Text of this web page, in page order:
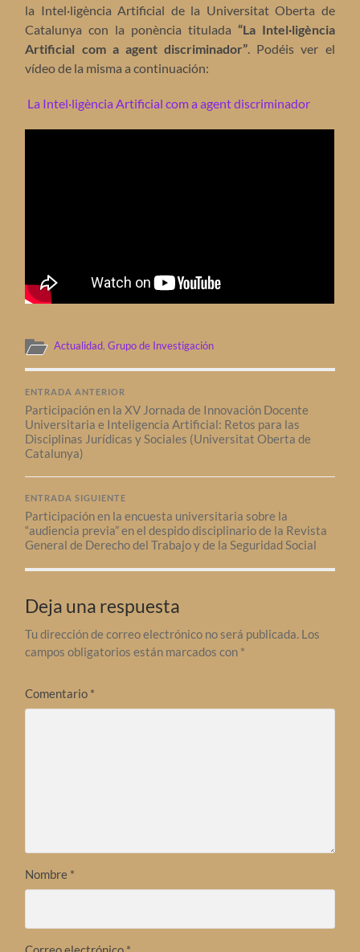
la Intel·ligència Artificial de la Universitat Oberta de
Catalunya con la ponència titulada “La Intel·ligència
Artificial com a agent discriminador” . Podéis ver el
vídeo de la misma a continuación:
La Intel·ligència Artificial com a agent discriminador
Actualidad,Grupo de Investigación
ENTRADA ANTERIOR
Participación en la XV Jornada de Innovación Docente
Universitaria e Inteligencia Artificial: Retos para las
Disciplinas Jurídicas y Sociales (Universitat Oberta de
Catalunya)
ENTRADA SIGUIENTE
Participación en la encuesta universitaria sobre la
“audiencia previa” en el despido disciplinario de la Revista
General de Derecho del Trabajo y de la Seguridad Social
Deja una respuesta
Tu dirección de correo electrónico no será publicada. Los
campos obligatorios están marcados con *
Comentario *
Nombre *